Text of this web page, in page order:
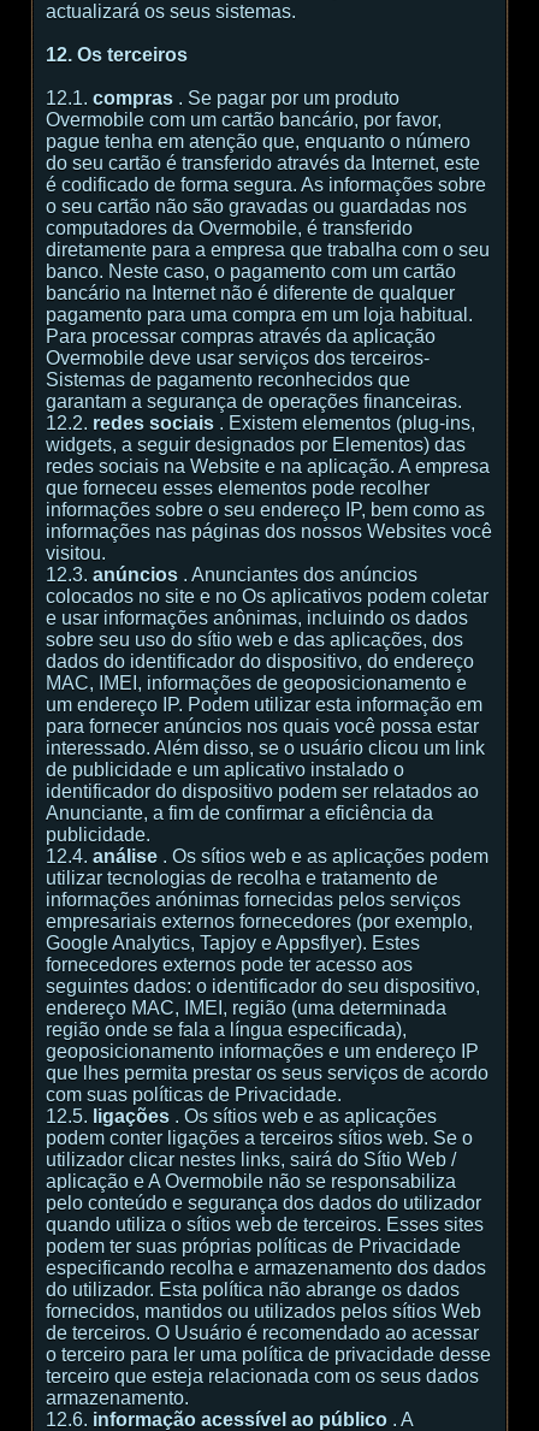
actualizará os seus sistemas.
12. Os terceiros
12.1. compras . Se pagar por um produto
Overmobile com um cartão bancário, por favor,
pague tenha em atenção que, enquanto o número
do seu cartão é transferido através da Internet, este
é codificado de forma segura. As informações sobre
o seu cartão não são gravadas ou guardadas nos
computadores da Overmobile, é transferido
diretamente para a empresa que trabalha com o seu
banco. Neste caso, o pagamento com um cartão
bancário na Internet não é diferente de qualquer
pagamento para uma compra em um loja habitual.
Para processar compras através da aplicação
Overmobile deve usar serviços dos terceiros-
Sistemas de pagamento reconhecidos que
garantam a segurança de operações financeiras.
12.2. redes sociais . Existem elementos (plug-ins,
widgets, a seguir designados por Elementos) das
redes sociais na Website e na aplicação. A empresa
que forneceu esses elementos pode recolher
informações sobre o seu endereço IP, bem como as
informações nas páginas dos nossos Websites você
visitou.
12.3. anúncios . Anunciantes dos anúncios
colocados no site e no Os aplicativos podem coletar
e usar informações anônimas, incluindo os dados
sobre seu uso do sítio web e das aplicações, dos
dados do identificador do dispositivo, do endereço
MAC, IMEI, informações de geoposicionamento e
um endereço IP. Podem utilizar esta informação em
para fornecer anúncios nos quais você possa estar
interessado. Além disso, se o usuário clicou um link
de publicidade e um aplicativo instalado o
identificador do dispositivo podem ser relatados ao
Anunciante, a fim de confirmar a eficiência da
publicidade.
12.4. análise . Os sítios web e as aplicações podem
utilizar tecnologias de recolha e tratamento de
informações anónimas fornecidas pelos serviços
empresariais externos fornecedores (por exemplo,
Google Analytics, Tapjoy e Appsflyer). Estes
fornecedores externos pode ter acesso aos
seguintes dados: o identificador do seu dispositivo,
endereço MAC, IMEI, região (uma determinada
região onde se fala a língua especificada),
geoposicionamento informações e um endereço IP
que lhes permita prestar os seus serviços de acordo
com suas políticas de Privacidade.
12.5. ligações . Os sítios web e as aplicações
podem conter ligações a terceiros sítios web. Se o
utilizador clicar nestes links, sairá do Sítio Web /
aplicação e A Overmobile não se responsabiliza
pelo conteúdo e segurança dos dados do utilizador
quando utiliza o sítios web de terceiros. Esses sites
podem ter suas próprias políticas de Privacidade
especificando recolha e armazenamento dos dados
do utilizador. Esta política não abrange os dados
fornecidos, mantidos ou utilizados pelos sítios Web
de terceiros. O Usuário é recomendado ao acessar
o terceiro para ler uma política de privacidade desse
terceiro que esteja relacionada com os seus dados
armazenamento.
12.6. informação acessível ao público . A